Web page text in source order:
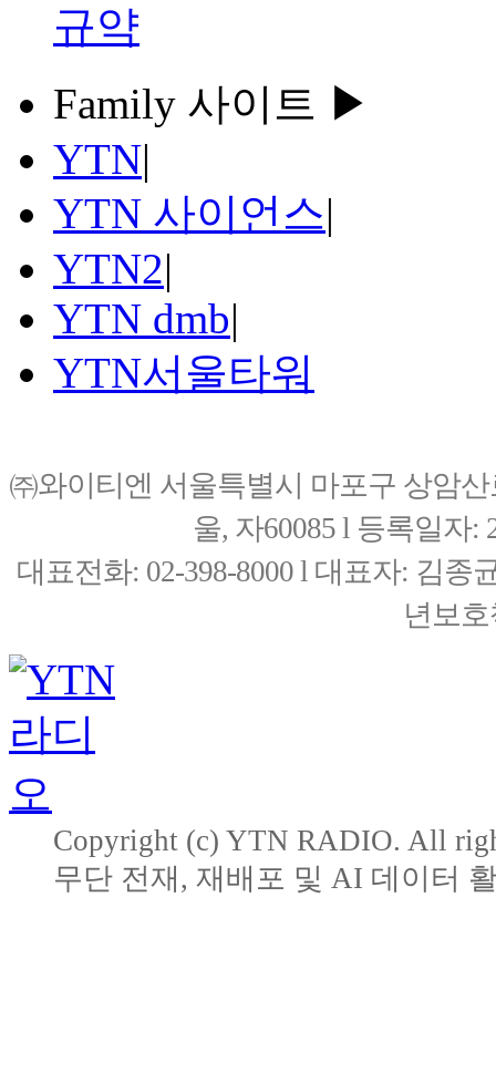
규약
Family 사이트 ▶
YTN|
YTN 사이언스|
YTN2|
YTN dmb|
YTN서울타워
㈜와이티엔 서울특별시 마포구 상암
울, 자60085 l 등록일자:
대표전화: 02-398-8000 l 대표자: 김종
년보
Copyright (c) YTN RADIO. All
무단 전재, 재배포 및 AI 데이터